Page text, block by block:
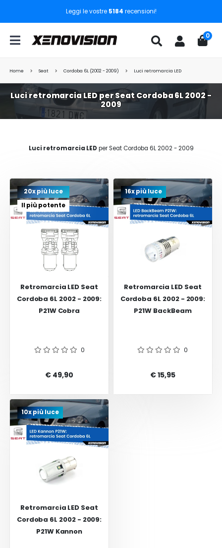
Leggi le vostre 5184 recensioni!
0
Home Seat Cordoba 6L (2002 - 2009) Luci retromarcia LED
Luci retromarcia LED per Seat Cordoba 6L 2002 -
2009
Luci retromarcia LED per Seat Cordoba 6L 2002 - 2009
20x più luce
Il più potente
Retromarcia LED Seat
Cordoba 6L 2002 - 2009:
P21W Cobra
0
€ 49,90
16x più luce
Retromarcia LED Seat
Cordoba 6L 2002 - 2009:
P21W BackBeam
0
€ 15,95
10x più luce
Retromarcia LED Seat
Cordoba 6L 2002 - 2009:
P21W Kannon